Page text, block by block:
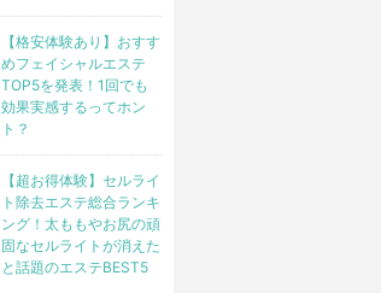
【格安体験あり】おすす
めフェイシャルエステ
TOP5を発表！1回でも
効果実感するってホン
ト？
【超お得体験】セルライ
ト除去エステ総合ランキ
ング！太ももやお尻の頑
固なセルライトが消えた
と話題のエステBEST5